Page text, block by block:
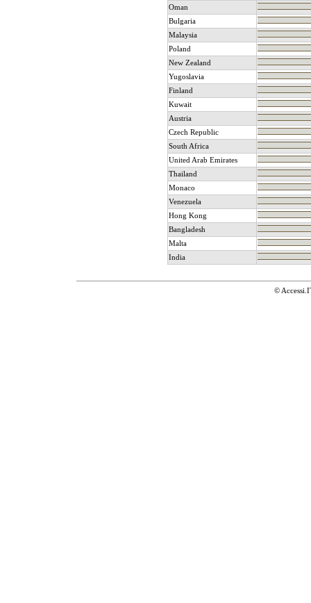
Oman
Bulgaria
Malaysia
Poland
New Zealand
Yugoslavia
Finland
Kuwait
Austria
Czech Republic
South Africa
United Arab Emirates
Thailand
Monaco
Venezuela
Hong Kong
Bangladesh
Malta
India
©